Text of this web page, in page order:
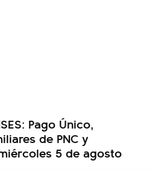
Pago Único,
de PNC y
5 de agosto